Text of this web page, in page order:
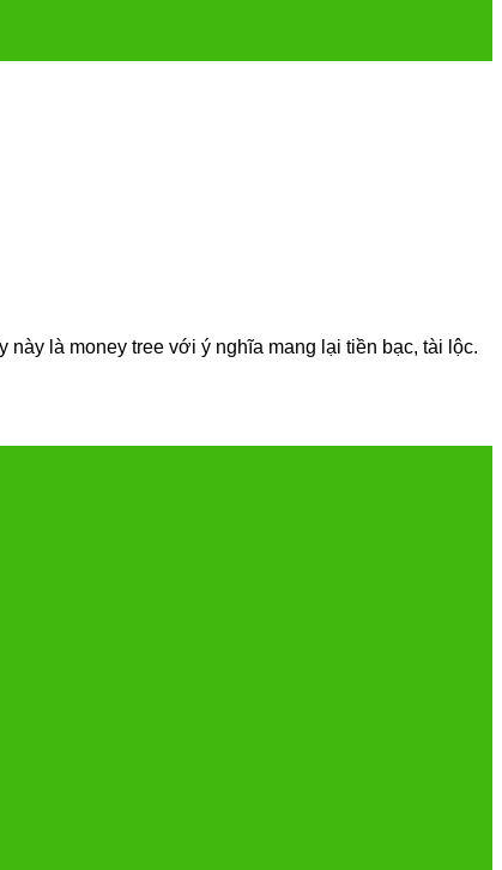
là money tree với ý nghĩa mang lại tiền bạc, tài lộc.